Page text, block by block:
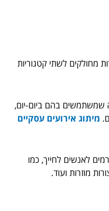
מחולקים לשתי קטגוריות
שמשתמשים בהם ביום-יום,
מיתוג אירועים עסקיים
לאנשים לחייך, כמו
מוזרות ועוד.